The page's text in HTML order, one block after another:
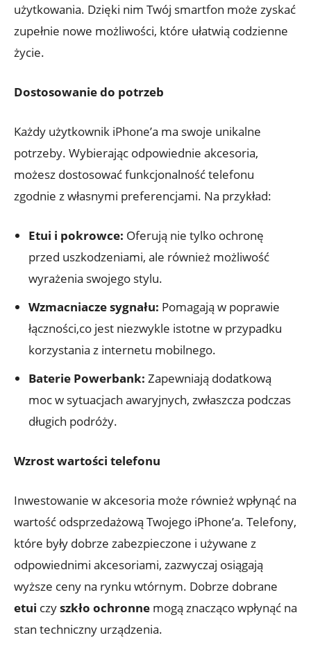
użytkowania. Dzięki nim Twój smartfon ⁣może zyskać
zupełnie‍ nowe możliwości, które ułatwią codzienne
życie.
Dostosowanie do potrzeb
Każdy ⁢użytkownik iPhone’a ma ⁤swoje unikalne
⁤potrzeby. Wybierając odpowiednie akcesoria,
⁣możesz dostosować funkcjonalność telefonu
zgodnie ‍z​ własnymi preferencjami. Na ⁤przykład:
Etui ​i ​pokrowce: Oferują nie tylko⁢ ochronę
‌przed⁣ uszkodzeniami, ale‍ również możliwość‍
wyrażenia swojego stylu.
Wzmacniacze sygnału: ⁢Pomagają ‍w poprawie​
łączności,co jest ‌niezwykle ⁢istotne w przypadku
⁣korzystania z internetu mobilnego.
Baterie Powerbank: Zapewniają⁤ dodatkową
moc w sytuacjach awaryjnych, zwłaszcza podczas
długich podróży.
Wzrost wartości telefonu
Inwestowanie w akcesoria może również wpłynąć‌ na
wartość odsprzedażową Twojego ‌iPhone’a. ​Telefony,‍
które były‍ dobrze ⁤zabezpieczone i używane z
odpowiednimi akcesoriami, zazwyczaj ⁢osiągają
wyższe ceny ⁣na rynku wtórnym. Dobrze​ dobrane
etui czyszkło ochronne mogą ​znacząco wpłynąć⁤ na
stan techniczny urządzenia.